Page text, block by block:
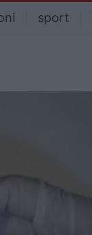
sport